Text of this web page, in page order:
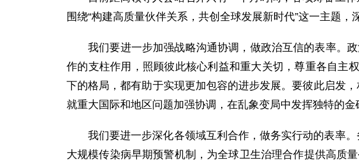
围绕“构建高质量伙伴关系，共创全球发展新时代”这一主题
我们要进一步加强战略沟通协调，做政治互信的表率。
作的支柱作用，照顾彼此核心利益和重大关切，尊重各自主
下的格局，都有助于实现更加包容的进步发展。要彼此启发
就重大国际和地区问题加强协调，在乱象变局中发挥独特的金
我们要进一步深化各领域互利合作，做务实行动的表率
大规模传染病早期预警机制，为全球卫生治理合作提供高质